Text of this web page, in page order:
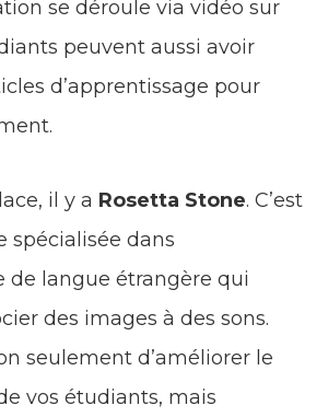
se déroule via vidéo sur
peuvent aussi avoir
d’apprentissage pour
il y a Rosetta Stone. C’est
spécialisée dans
de langue étrangère qui
des images à des sons.
seulement d’améliorer le
vos étudiants, mais